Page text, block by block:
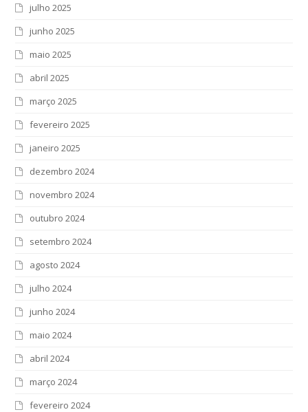
julho 2025
junho 2025
maio 2025
abril 2025
março 2025
fevereiro 2025
janeiro 2025
dezembro 2024
novembro 2024
outubro 2024
setembro 2024
agosto 2024
julho 2024
junho 2024
maio 2024
abril 2024
março 2024
fevereiro 2024